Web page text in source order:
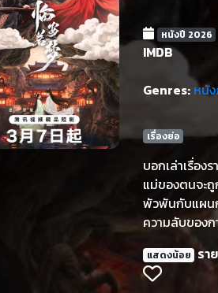
หนังปี 2026
IMDB
Genres: หนั
เรื่องย่อ
บอกเล่าเรื่อ
แม่ของตนจะ
พัวพันกับแผน
ความลับของก
แสดงน้อย รา